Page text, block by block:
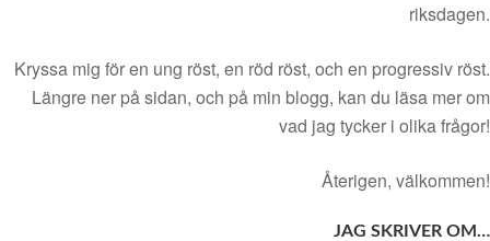
riksdagen.
Kryssa mig för en ung röst, en röd röst, och en progressiv röst.
Längre ner på sidan, och på min blogg, kan du läsa mer om
vad jag tycker i olika frågor!
Återigen, välkommen!
JAG SKRIVER OM…